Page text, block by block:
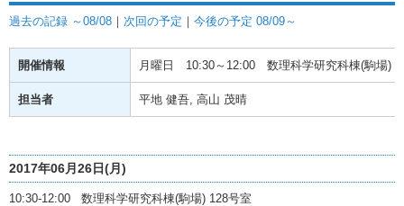
過去の記録 ～08/08 ｜ 次回の予定 ｜ 今後の予定 08/09～
開催情報 月曜日 10:30～12:00 数理科学研究科棟(駒場)
担当者 平地 健吾, 高山 茂晴
2017年06月26日(月)
10:30-12:00 数理科学研究科棟(駒場) 128号室